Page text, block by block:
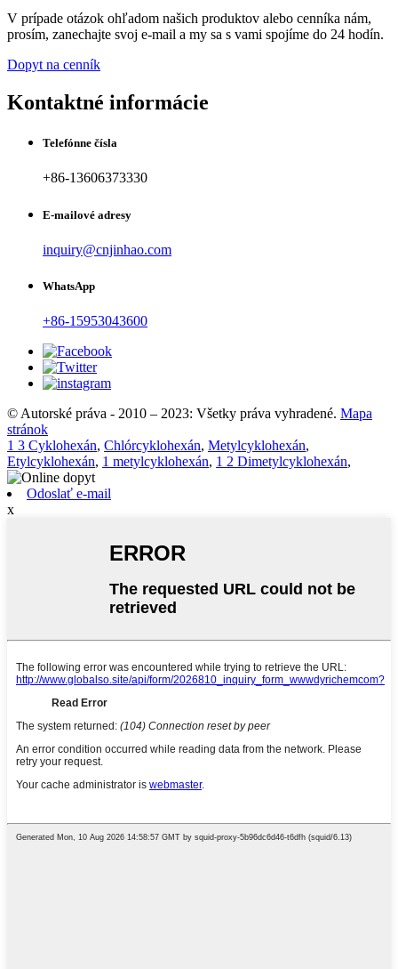
V prípade otázok ohľadom našich produktov alebo cenníka nám,
prosím, zanechajte svoj e-mail a my sa s vami spojíme do 24 hodín.
Dopyt na cenník
Kontaktné informácie
Telefónne čísla
+86-13606373330
E-mailové adresy
inquiry@cnjinhao.com
WhatsApp
+86-15953043600
© Autorské práva - 2010 – 2023: Všetky práva vyhradené. Mapa
stránok
1 3 Cyklohexán, Chlórcyklohexán, Metylcyklohexán,
Etylcyklohexán, 1 metylcyklohexán, 1 2 Dimetylcyklohexán,
Odoslať e-mail
x